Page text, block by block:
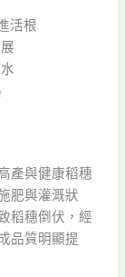
活根
產與健康稻穗
肥與灌溉狀
稻穗倒伏，經
品質明顯提